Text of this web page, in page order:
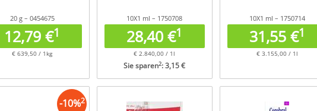
20 g – 0454675
12,79 €1
€ 639,50 / 1kg
10X1 ml – 1750708
28,40 €1
€ 2.840,00 / 1l
Sie sparen2: 3,15 €
10X1 ml – 1750714
31,55 €1
€ 3.155,00 / 1l
-10%2